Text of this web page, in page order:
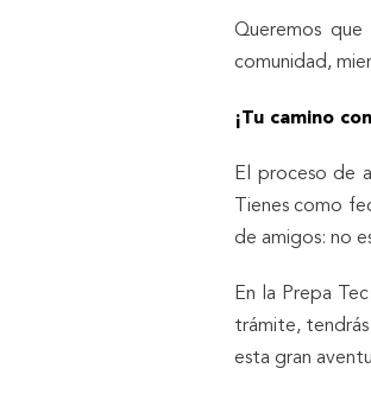
Queremos
comunidad,
¡Tu camino
El proceso de
Tienes como
de amigos: no
En la Prepa
trámite, tendrás
esta gran